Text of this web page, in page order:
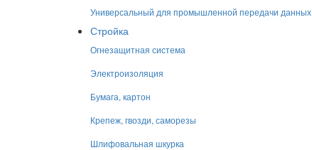
Универсальный для промышленной передачи данных
Стройка
Огнезащитная система
Электроизоляция
Бумага, картон
Крепеж, гвозди, саморезы
Шлифовальная шкурка